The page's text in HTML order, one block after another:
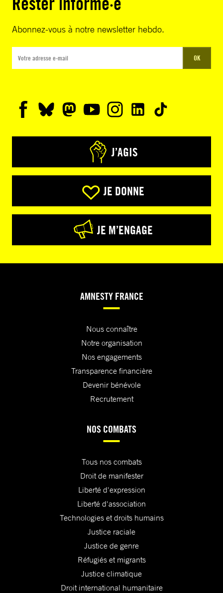
Abonnez-vous à notre newsletter hebdo.
OK
J’AGIS
JE DONNE
JE M’ENGAGE
AMNESTY FRANCE
Nous connaître
Notre organisation
Nos engagements
Transparence financière
Devenir bénévole
Recrutement
NOS COMBATS
Tous nos combats
Droit de manifester
Liberté d'expression
Liberté d'association
Technologies et droits humains
Justice raciale
Justice de genre
Réfugiés et migrants
Justice climatique
Droit international humanitaire